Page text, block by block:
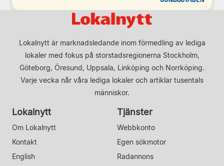
Lokalnytt är marknadsledande inom förmedling av lediga
lokaler med fokus på storstadsregionerna Stockholm,
Göteborg, Öresund, Uppsala, Linköping och Norrköping.
Varje vecka når våra lediga lokaler och artiklar tusentals
människor.
Lokalnytt
Om Lokalnytt
Kontakt
English
Tjänster
Webbkonto
Egen sökmotor
Radannons